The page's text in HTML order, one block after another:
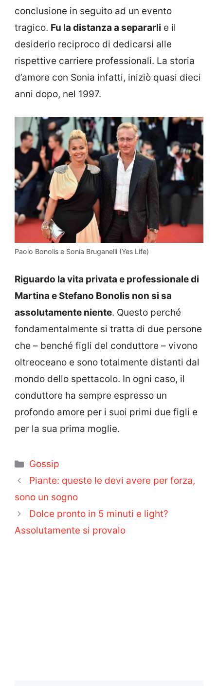
conclusione in seguito ad un evento
tragico. Fu la distanza a separarli e il
desiderio reciproco di dedicarsi alle
rispettive carriere professionali. La storia
d’amore con Sonia infatti, iniziò quasi dieci
anni dopo, nel 1997.
Paolo Bonolis e Sonia Bruganelli (Yes Life)
Riguardo la vita privata e professionale di
Martina e Stefano Bonolis non si sa
assolutamente niente. Questo perché
fondamentalmente si tratta di due persone
che – benché figli del conduttore – vivono
oltreoceano e sono totalmente distanti dal
mondo dello spettacolo. In ogni caso, il
conduttore ha sempre espresso un
profondo amore per i suoi primi due figli e
per la sua prima moglie.
Categorie
Gossip
Piante: queste le devi avere per forza,
sono un sogno
Dolce pronto in 5 minuti e light?
Assolutamente si provalo